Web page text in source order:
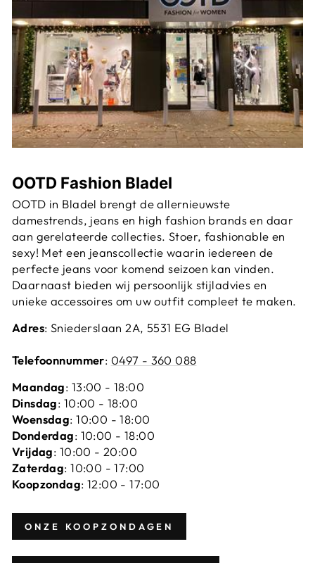
OOTD Fashion Bladel
OOTD in Bladel brengt de allernieuwste
damestrends, jeans en high fashion brands en daar
aan gerelateerde collecties. Stoer, fashionable en
sexy! Met een jeanscollectie waarin iedereen de
perfecte jeans voor komend seizoen kan vinden.
Daarnaast bieden wij persoonlijk stijladvies en
unieke accessoires om uw outfit compleet te maken.
Adres: Sniederslaan 2A, 5531 EG Bladel
Telefoonnummer: 0497 - 360 088
Maandag: 13:00 - 18:00
Dinsdag: 10:00 - 18:00
Woensdag: 10:00 - 18:00
Donderdag: 10:00 - 18:00
Vrijdag: 10:00 - 20:00
Zaterdag: 10:00 - 17:00
Koopzondag: 12:00 - 17:00
ONZE KOOPZONDAGEN